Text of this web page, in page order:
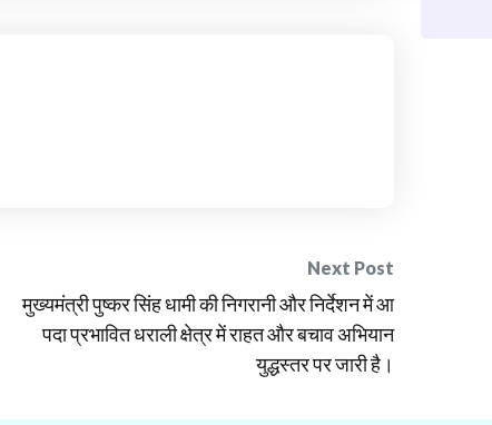
Next Post
मुख्यमंत्री पुष्कर सिंह धामी की निगरानी और निर्देशन में आ
पदा प्रभावित धराली क्षेत्र में राहत और बचाव अभियान
युद्धस्तर पर जारी है।